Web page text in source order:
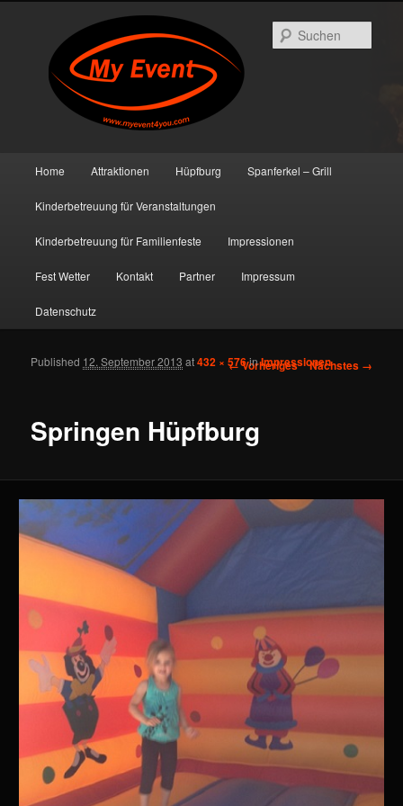
Zum primären Inhalt springen
Zum sekundären Inhalt springen
Home Attraktionen Hüpfburg Spanferkel – Grill
Kinderbetreuung für Veranstaltungen
Kinderbetreuung für Familienfeste Impressionen
Fest Wetter Kontakt Partner Impressum
Datenschutz
Bilder-Navigation
← Vorheriges Nächstes →
Springen Hüpfburg
Published 12. September 2013 at432 × 576inImpressionen